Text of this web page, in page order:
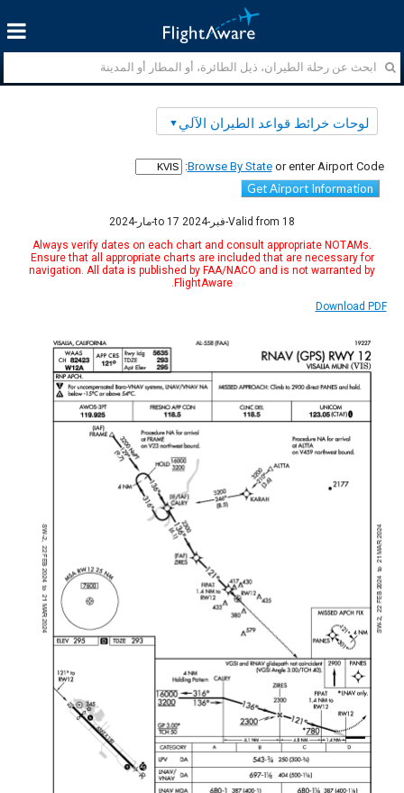
لوحات خرائط قواعد الطيران الآلي
Browse By Stateor enter Airport Code:
Get Airport Information
Valid from 18-فبر-2024 to 17-مار-2024
Always verify dates on each chart and consult appropriate NOTAMs.
Ensure that all appropriate charts are included that are necessary for
navigation. All data is published by FAA/NACO and is not warranted by
FlightAware.
Download PDF